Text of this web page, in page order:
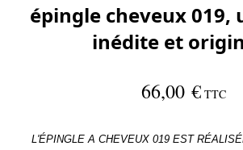
épingle cheveux 019,
inédite et
66,00 € TTC
L'ÉPINGLE A CHEVEUX 019 EST